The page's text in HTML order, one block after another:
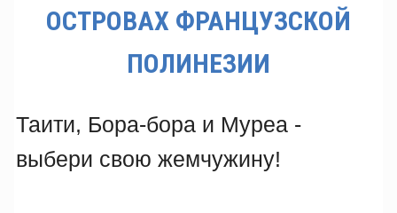
ОСТРОВАХ ФРАНЦУЗСКОЙ
ПОЛИНЕЗИИ
Таити, Бора-бора и Муреа -
выбери свою жемчужину!